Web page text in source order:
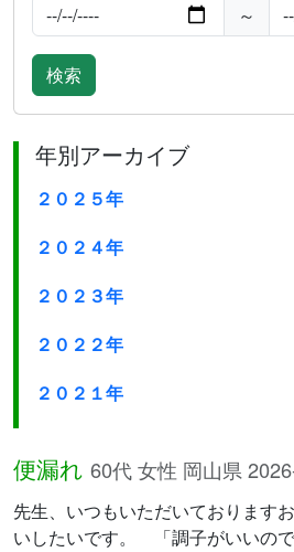
～
検索
年別アーカイブ
２０２５年
２０２４年
２０２３年
２０２２年
２０２１年
便漏れ 60代 女性 岡山県
先生、いつもいただいております
いしたいです。 「調子がいいので